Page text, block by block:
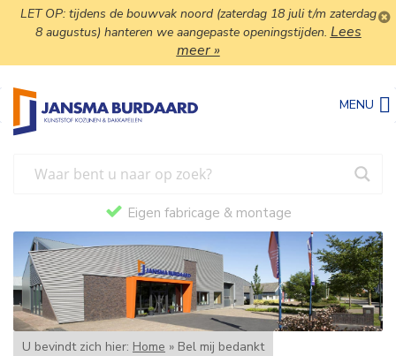
LET OP: tijdens de bouwvak noord (zaterdag 18 juli t/m zaterdag
8 augustus) hanteren we aangepaste openingstijden. Lees
meer »
MENU
Eigen fabricage & montage
U bevindt zich hier: Home » Bel mij bedankt